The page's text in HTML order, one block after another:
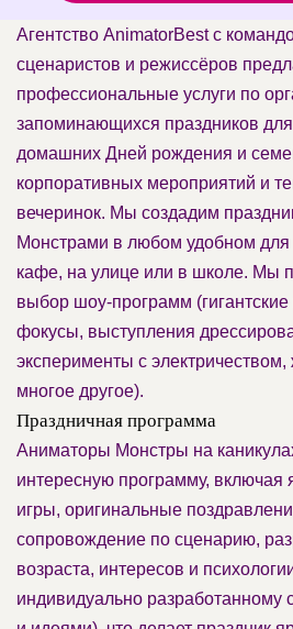
Агентство AnimatorBest с
сценаристов и режиссёров
профессиональные услуги по
запоминающихся праздников
домашних Дней рождения и
корпоративных мероприятий и
вечеринок. Мы создадим
Монстрами в любом удобном
кафе, на улице или в школе. Мы
выбор шоу-программ
фокусы, выступления
эксперименты с
многое другое).
Праздничная программа
Аниматоры Монстры на
интересную программу, включая
игры, оригинальные
сопровождение по сценарию,
возраста, интересов и
индивидуально